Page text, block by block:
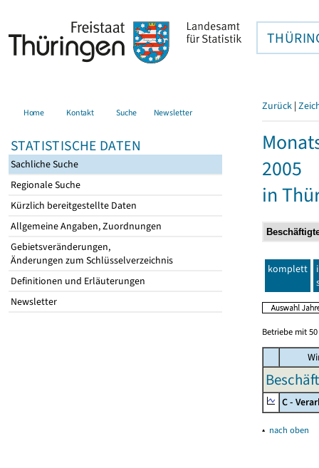
Home Kontakt Suche Newsletter
STATISTISCHE DATEN
Sachliche Suche
Regionale Suche
Kürzlich bereitgestellte Daten
Allgemeine Angaben, Zuordnungen
Gebietsveränderungen,
Änderungen zum Schlüsselverzeichnis
Definitionen und Erläuterungen
Newsletter
Zurück |
2005
in
komplett
Betriebe mit
C -
▴ nach oben